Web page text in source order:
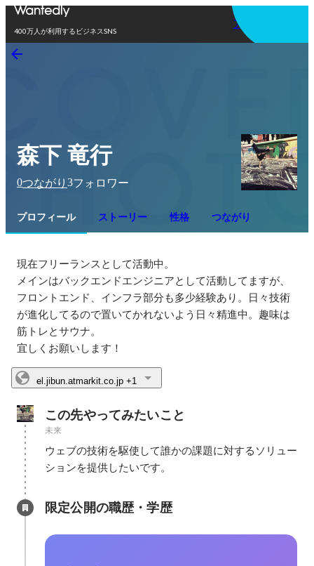
400万人が利用するビジネスSNS
アプリを使う
森下 竜行
0つながり 3フォロワー
プロフィール ストーリー 性格 つながり
現在フリーランスとして活動中。
メインはバックエンドエンジニアとして活動してますが、
フロントエンド、インフラ部分も多少経験あり。日々技術
が進化してるので置いてかれないよう日々精進中。趣味は
筋トレとサウナ。
宜しくお願いします！
el.jibun.atmarkit.co.jp +1
この先やってみたいこと
未来
ウェブの技術を駆使して誰かの課題に対するソリュー
ションを提供したいです。
限定公開の職歴・学歴